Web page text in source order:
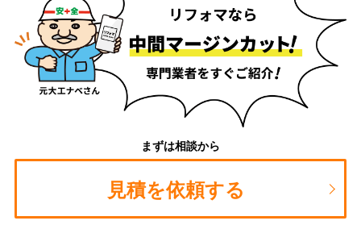
まずは相談から
見積を依頼する